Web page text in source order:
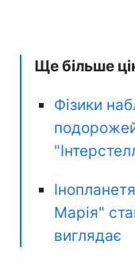
Ще більше
Фізики
Марія"
виглядає